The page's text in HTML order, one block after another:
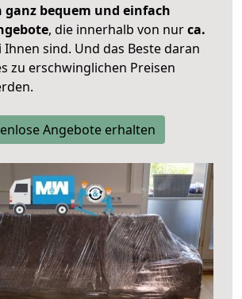
ganz bequem und einfach
, die innerhalb von nurca.
Ihnen sind. Und das Beste daran
zu erschwinglichen Preisen
Angebote erhalten